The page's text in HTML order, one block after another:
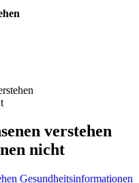
verstehen
nicht